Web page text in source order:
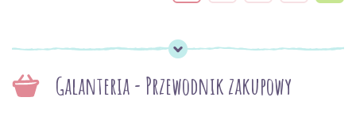
Galanteria - Przewodnik zakupowy